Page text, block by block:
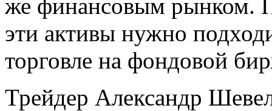
же финансовым рынком.
эти активы нужно
торговле на фондовой
Трейдер Александр